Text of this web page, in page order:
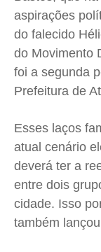
aspirações
do falecido
do Movimento
foi a segunda
Prefeitura de
Esses laços
atual cenário
deverá ter a
entre dois
cidade. Isso
também